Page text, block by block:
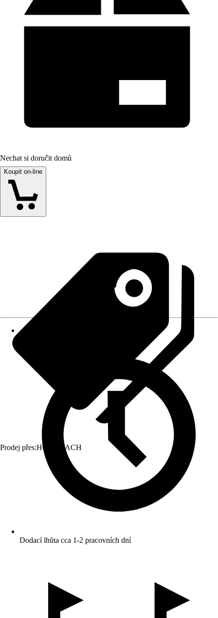
Nechat si doručit domů
Koupit on-line
Prodej přes:HORNBACH
Dodací lhůta cca 1-2 pracovních dní